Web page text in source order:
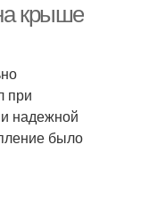
крыше
при
надежной
было